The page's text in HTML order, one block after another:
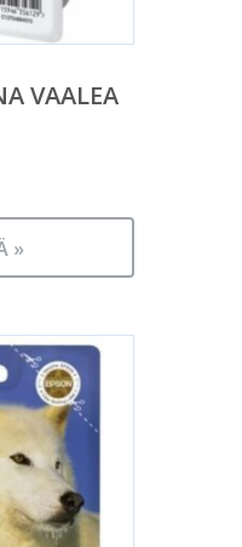
VAALEA
»